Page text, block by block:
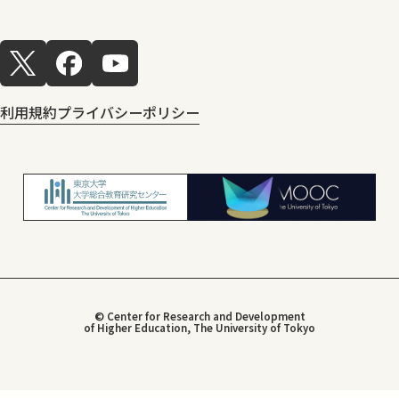
利用規約プライバシーポリシー
© Center for Research and Development
of Higher Education, The University of Tokyo